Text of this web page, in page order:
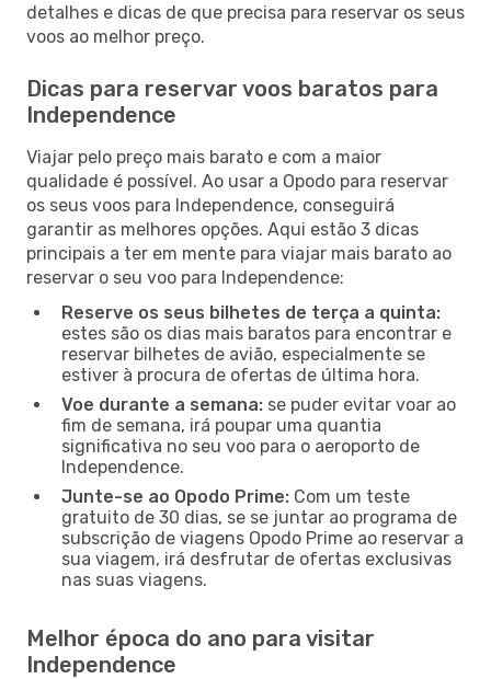
detalhes e dicas de que precisa para reservar os seus
voos ao melhor preço.
Dicas para reservar voos baratos para
Independence
Viajar pelo preço mais barato e com a maior
qualidade é possível. Ao usar a Opodo para reservar
os seus voos para Independence, conseguirá
garantir as melhores opções. Aqui estão 3 dicas
principais a ter em mente para viajar mais barato ao
reservar o seu voo para Independence:
Reserve os seus bilhetes de terça a quinta:
estes são os dias mais baratos para encontrar e
reservar bilhetes de avião, especialmente se
estiver à procura de ofertas de última hora.
Voe durante a semana: se puder evitar voar ao
fim de semana, irá poupar uma quantia
significativa no seu voo para o aeroporto de
Independence.
Junte-se ao Opodo Prime: Com um teste
gratuito de 30 dias, se se juntar ao programa de
subscrição de viagens Opodo Prime ao reservar a
sua viagem, irá desfrutar de ofertas exclusivas
nas suas viagens.
Melhor época do ano para visitar
Independence